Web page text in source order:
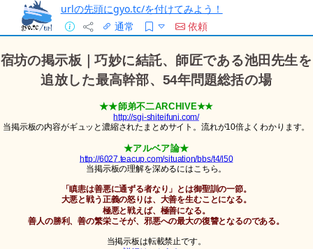
urlの先頭にgyo.tc/を付けてみよう！
通常
依頼